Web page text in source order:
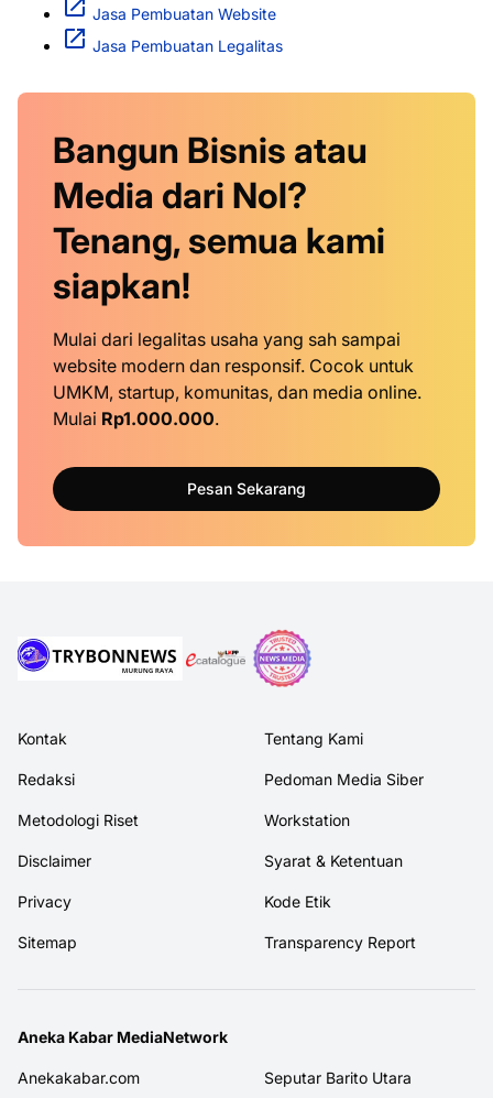
Jasa Pembuatan Website
Jasa Pembuatan Legalitas
Bangun Bisnis atau
Media dari Nol?
Tenang, semua kami
siapkan!
Mulai dari legalitas usaha yang sah sampai
website modern dan responsif. Cocok untuk
UMKM, startup, komunitas, dan media online.
Mulai Rp1.000.000.
Pesan Sekarang
Kontak Tentang Kami
Redaksi Pedoman Media Siber
Metodologi Riset Workstation
Disclaimer Syarat & Ketentuan
Privacy Kode Etik
Sitemap Transparency Report
Aneka Kabar MediaNetwork
Anekakabar.com Seputar Barito Utara